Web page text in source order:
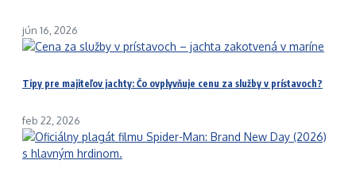
jún 16, 2026
Tipy pre majiteľov jachty: Čo ovplyvňuje cenu za služby v prístavoch?
feb 22, 2026